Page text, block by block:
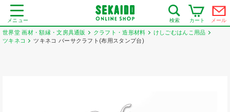
メニュー 検索 カート メール
世界堂 画材・額縁・文房具通販 クラフト・造形材料
けしごむはんこ用品
ツキネコ
ツキネコ バーサクラフト(布用スタンプ台)